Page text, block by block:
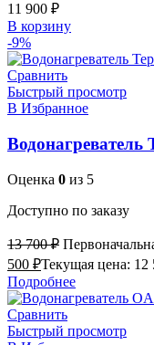
11 900 ₽
В корзину
-9%
Сравнить
Быстрый просмотр
В Избранное
Водонагреватель
Оценка 0 из 5
Доступно по заказу
13 700₽
500 ₽Текущая цена: 12
Подробнее
Сравнить
Быстрый просмотр